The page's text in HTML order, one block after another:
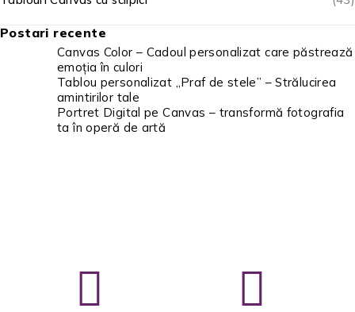
Postari recente
Canvas Color – Cadoul personalizat care păstrează
emoția în culori
Tablou personalizat „Praf de stele” – Strălucirea
amintirilor tale
Portret Digital pe Canvas – transformă fotografia
ta în operă de artă